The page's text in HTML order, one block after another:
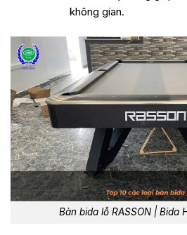
không gian.
Bàn bida lỗ RASSON | Bida